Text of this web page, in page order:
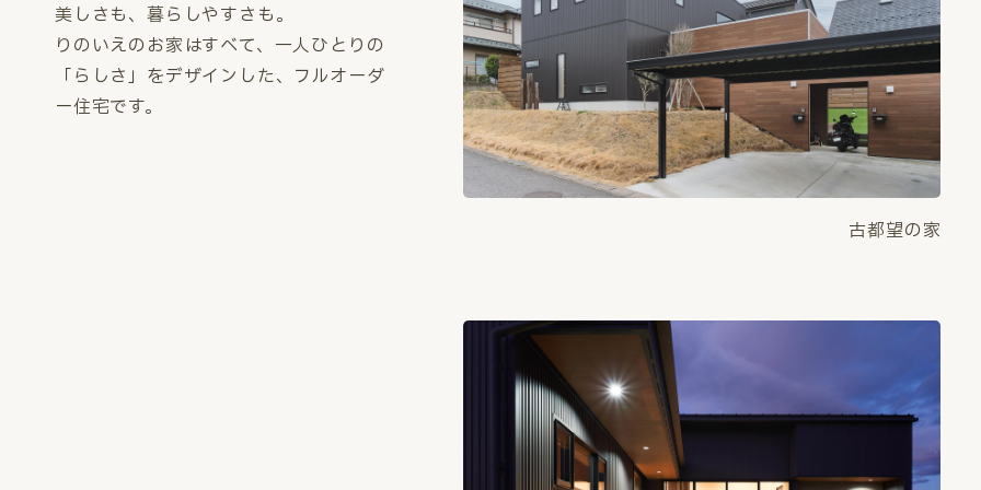
美しさも、暮らしやすさも。
りのいえのお家はすべて、一人ひとりの
「らしさ」をデザインした、フルオーダ
ー住宅です。
古都望の家